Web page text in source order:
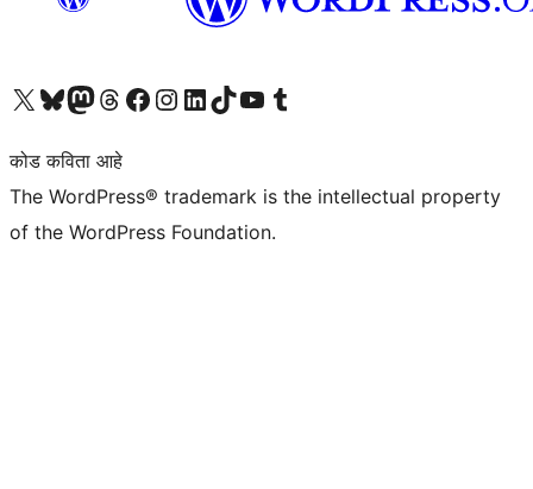
आमच्या X (एक्स) (पूर्वीचे ट्विटर) खात्याला भेट द्या आमच्या ब्लूस्की खात्याला भेट द्या.आमच्या Mastodon खात्याला भेट द्या.आमच्या थ्रेड्स खात्याला भेट द्या. आमच्या फेसबुक पेजला भेट द्या आमच्या इंस्टाग्राम खात्याला भेट द्या आमच्या लिंक्डइन खात्याला भेट द्या आमच्या टिकटॉक अकाउंटला भेट द्या.आमच्या यूट्यूब चॅनेलला भेट द्या आमच्या टंबलर खात्याला भेट द्या.
कोड कविता आहे
The WordPress® trademark is the intellectual property
of the WordPress Foundation.